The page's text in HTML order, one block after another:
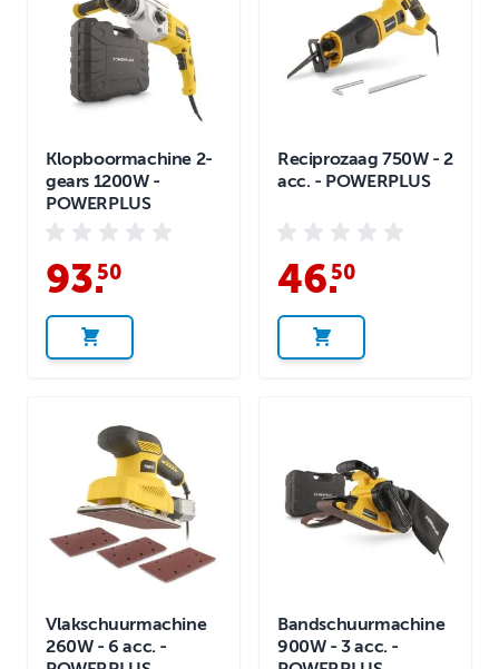
Klopboormachine 2-
gears 1200W -
POWERPLUS
93.
50
Reciprozaag 750W - 2
acc. - POWERPLUS
46.
50
Vlakschuurmachine
260W - 6 acc. -
Bandschuurmachine
900W - 3 acc. -